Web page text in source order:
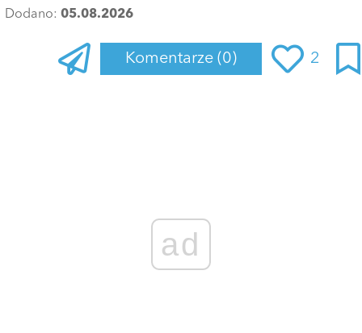
Dodano: 05.08.2026
Komentarze (0) 2
ad